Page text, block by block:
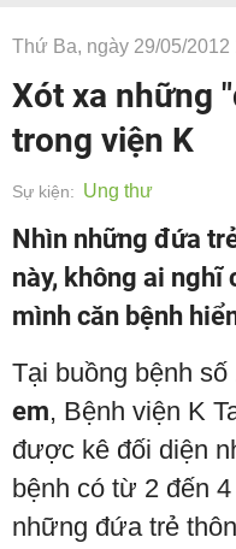
Thứ Ba, ngày 29/05/2012
Xót xa những
trong viện K
Sự kiện: Ung thư
Nhìn những đứa
này, không ai nghĩ
mình căn bệnh
Tại buồng bệnh
em, Bệnh viện K
được kê đối diện
bệnh có từ 2 đến
những đứa trẻ